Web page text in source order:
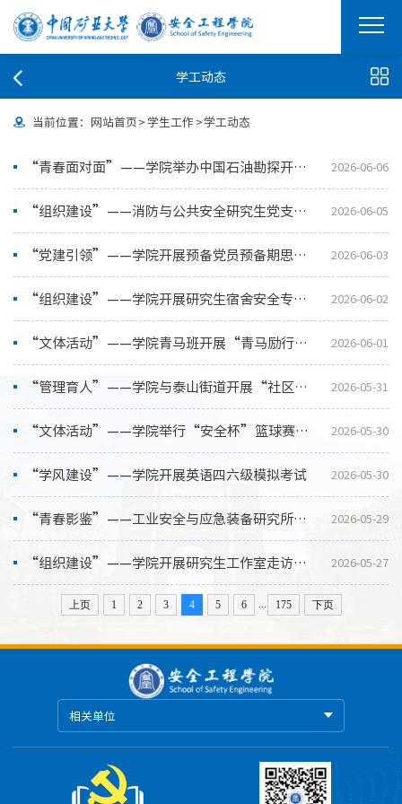
学工动态
当前位置： 网站首页>学生工作 >学工动态
“青春面对面”——学院举办中国石油勘探开发研究院研究生招生与培养宣讲会 2026-06-06
“组织建设”——消防与公共安全研究生党支部开展专题党课学习会及组织生活会 2026-06-05
“党建引领”——学院开展预备党员预备期思想工作总结暨转正汇报会 2026-06-03
“组织建设”——学院开展研究生宿舍安全专项检查活动 2026-06-02
“文体活动”——学院青马班开展“青马励行·真人CS”活动 2026-06-01
“管理育人”——学院与泰山街道开展“社区青年干事”项目对接暨校地共建签约活动 2026-05-31
“文体活动”——学院举行“安全杯”篮球赛决赛 2026-05-30
“学风建设”——学院开展英语四六级模拟考试 2026-05-30
“青春影鉴”——工业安全与应急装备研究所党支部开展“教育家精神万里行”主题纪录片观影活动 2026-05-29
“组织建设”——学院开展研究生工作室走访与座位贴张贴工作 2026-05-27
上页 1 2 3 4 5 6 175 下页
相关单位